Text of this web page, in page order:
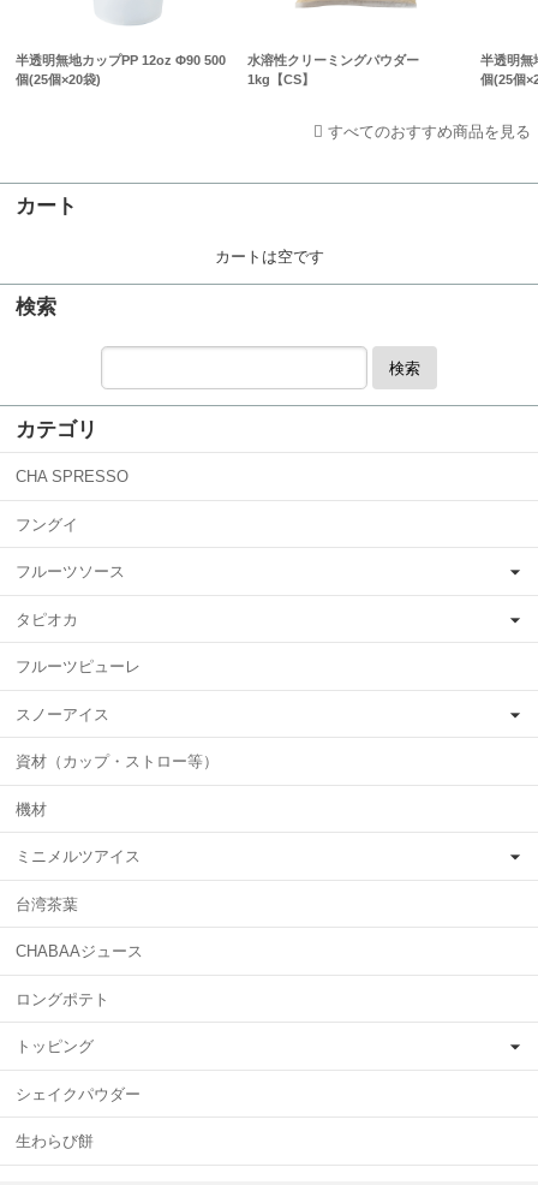
半透明無地カップPP 12oz Φ90 500
個(25個×20袋)
水溶性クリーミングパウダー
1kg【CS】
半透明無
個(25個
すべてのおすすめ商品を見る
カート
カートは空です
検索
検索
カテゴリ
CHA SPRESSO
フングイ
フルーツソース
タピオカ
フルーツピューレ
スノーアイス
資材（カップ・ストロー等）
機材
ミニメルツアイス
台湾茶葉
CHABAAジュース
ロングポテト
トッピング
シェイクパウダー
生わらび餅